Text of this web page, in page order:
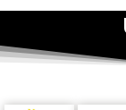
Αντιπρόεδρος
Καθηγητής
Θεσσαλονίκης
Δικηγόρος,